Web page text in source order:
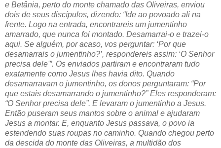
e Betânia, perto do monte chamado das Oliveiras, enviou
dois de seus discípulos, dizendo: “Ide ao povoado ali na
frente. Logo na entrada, encontrareis um jumentinho
amarrado, que nunca foi montado. Desamarrai-o e trazei-o
aqui. Se alguém, por acaso, vos perguntar: ‘Por que
desamarrais o jumentinho?’, respondereis assim: ‘O Senhor
precisa dele'”. Os enviados partiram e encontraram tudo
exatamente como Jesus lhes havia dito. Quando
desamarravam o jumentinho, os donos perguntaram: “Por
que estais desamarrando o jumentinho?” Eles responderam:
“O Senhor precisa dele”. E levaram o jumentinho a Jesus.
Então puseram seus mantos sobre o animal e ajudaram
Jesus a montar. E, enquanto Jesus passava, o povo ia
estendendo suas roupas no caminho. Quando chegou perto
da descida do monte das Oliveiras, a multidão dos